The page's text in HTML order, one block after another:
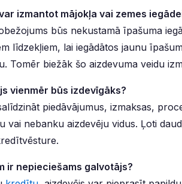
izmantot mājokļa vai zemes
būs nekustamā īpašuma
līdzekļiem, lai iegādātos jaunu
Tomēr biežāk šo aizdevuma veidu
vienmēr būs izdevīgāks?
piedāvājumus, izmaksas,
vai nebanku aizdevēju vidus. Ļoti
ir nepieciešams galvotājs?